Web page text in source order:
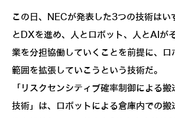
この日、NECが発表した3つの技術はい
とDXを進め、人とロボット、人とAIが
業を分担協働していくことを前提に、
範囲を拡張していこうという技術だ。
「リスクセンシティブ確率制御による
技術」は、ロボットによる倉庫内での搬